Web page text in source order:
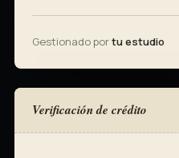
Gestionado portu estudio
Verificación de crédito